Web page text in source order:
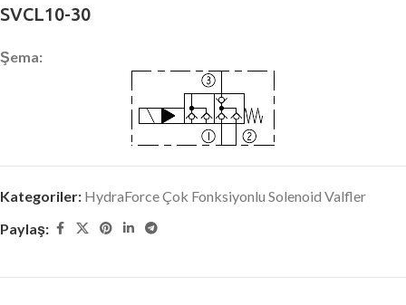
SVCL10-30
Şema:
Kategoriler: HydraForce Çok Fonksiyonlu Solenoid Valfler
Paylaş: